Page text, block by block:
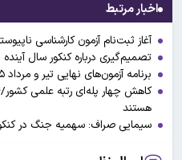
اخبار مرتبط
آغاز ثبت‌نام آزمون کارشناسی
تصمیم‌گیری درباره کنکور سال
برنامه آزمون‌های نهایی تیر و مرداد ۱۴۰۵ اعلام شد
هستند
سیمایی صراف: سهمیه جنگ در کنکور ۱۴۰۵ قطعی